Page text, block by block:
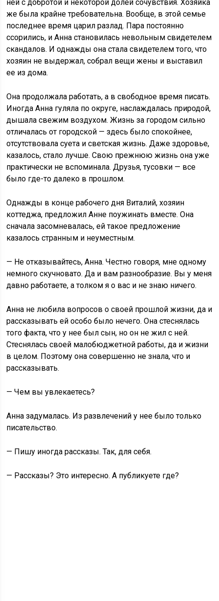
ней с добротой и некоторой долей сочувствия. Хозяйка
же была крайне требовательна. Вообще, в этой семье
последнее время царил разлад. Пара постоянно
ссорились, и Анна становилась невольным свидетелем
скандалов. И однажды она стала свидетелем того, что
хозяин не выдержал, собрал вещи жены и выставил
ее из дома.
Она продолжала работать, а в свободное время писать.
Иногда Анна гуляла по округе, наслаждалась природой,
дышала свежим воздухом. Жизнь за городом сильно
отличалась от городской — здесь было спокойнее,
отсутствовала суета и светская жизнь. Даже здоровье,
казалось, стало лучше. Свою прежнюю жизнь она уже
практически не вспоминала. Друзья, тусовки — все
было где-то далеко в прошлом.
Однажды в конце рабочего дня Виталий, хозяин
коттеджа, предложил Анне поужинать вместе. Она
сначала засомневалась, ей такое предложение
казалось странным и неуместным.
— Не отказывайтесь, Анна. Честно говоря, мне одному
немного скучновато. Да и вам разнообразие. Вы у меня
давно работаете, а толком я о вас и не знаю ничего.
Анна не любила вопросов о своей прошлой жизни, да и
рассказывать ей особо было нечего. Она стеснялась
того факта, что у нее был сын, но он не жил с ней.
Стеснялась своей малобюджетной работы, да и жизни
в целом. Поэтому она совершенно не знала, что и
рассказывать.
— Чем вы увлекаетесь?
Анна задумалась. Из развлечений у нее было только
писательство.
— Пишу иногда рассказы. Так, для себя.
— Рассказы? Это интересно. А публикуете где?